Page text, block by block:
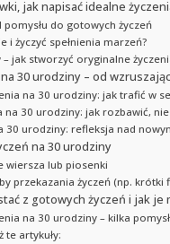
jak napisać idealne
do gotowych życzeń
i życzyć spełnienia marzeń?
– jak stworzyć oryginalne
30 urodziny – od
na 30 urodziny: jak trafić w
na 30 urodziny: jak rozbawić,
30 urodziny: refleksja nad
na 30 urodziny
wiersza lub piosenki
przekazania życzeń (np. krótki
z gotowych życzeń i jak je
na 30 urodziny – kilka
te artykuły: